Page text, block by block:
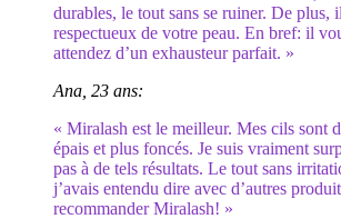
durables, le tout sans se ruiner. De plus,
respectueux de votre peau. En bref: il
attendez d’un exhausteur parfait. »
Ana, 23 ans:
« Miralash est le meilleur. Mes cils sont
épais et plus foncés. Je suis vraiment
pas à de tels résultats. Le tout sans
j’avais entendu dire avec d’autres
recommander Miralash! »